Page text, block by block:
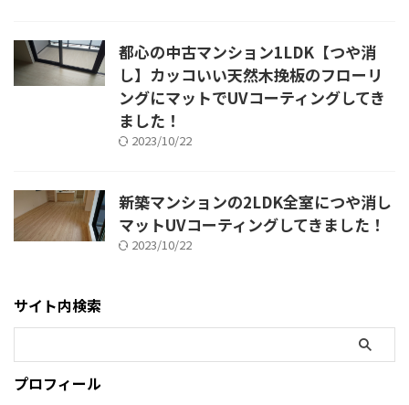
都心の中古マンション1LDK【つや消
し】カッコいい天然木挽板のフローリ
ングにマットでUVコーティングしてき
ました！
2023/10/22
新築マンションの2LDK全室につや消し
マットUVコーティングしてきました！
2023/10/22
サイト内検索
プロフィール